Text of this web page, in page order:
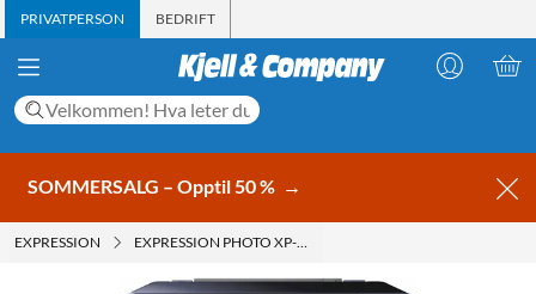
PRIVATPERSON BEDRIFT
SOMMERSALG – Opptil 50 % →
EXPRESSION EXPRESSION PHOTO XP-750